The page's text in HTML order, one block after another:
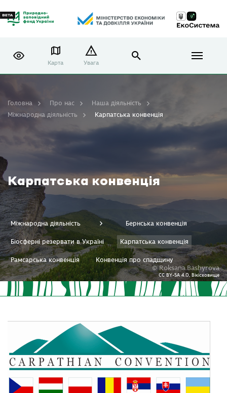
Карта Увага
Карпатська конвенція
Головна Про нас
Наша діяльність
Міжнародна діяльність
Карпатська конвенція
Міжнародна діяльність Бернська конвенція
Біосферні резервати в Україні Карпатська конвенція
Рамсарська конвенція Конвенція про спадщину
© Roksana.Bashyrova
CC BY-SA 4.0, Вікісховище